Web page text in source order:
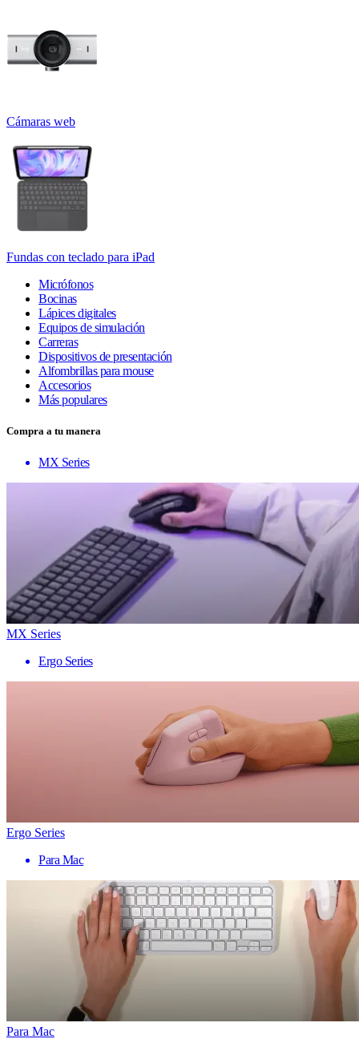
Cámaras web
Fundas con teclado para iPad
Micrófonos
Bocinas
Lápices digitales
Equipos de simulación
Carreras
Dispositivos de presentación
Alfombrillas para mouse
Accesorios
Más populares
Compra a tu manera
MX Series
MX Series
Ergo Series
Ergo Series
Para Mac
Para Mac